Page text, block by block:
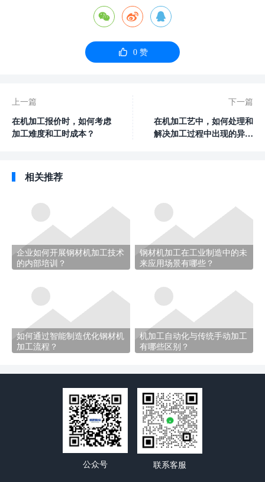
  
 0赞
上一篇
在机加工报价时，如何考虑
加工难度和工时成本？
下一篇
在机加工艺中，如何处理和
解决加工过程中出现的异常
相关推荐
企业如何开展钢材机加工技术
的内部培训？
钢材机加工在工业制造中的未
来应用场景有哪些？
如何通过智能制造优化钢材机
加工流程？
机加工自动化与传统手动加工
有哪些区别？
公众号 联系客服